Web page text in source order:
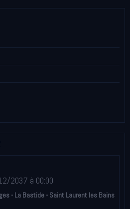
2037 à 00:00
- La Bastide - Saint Laurent les Bains